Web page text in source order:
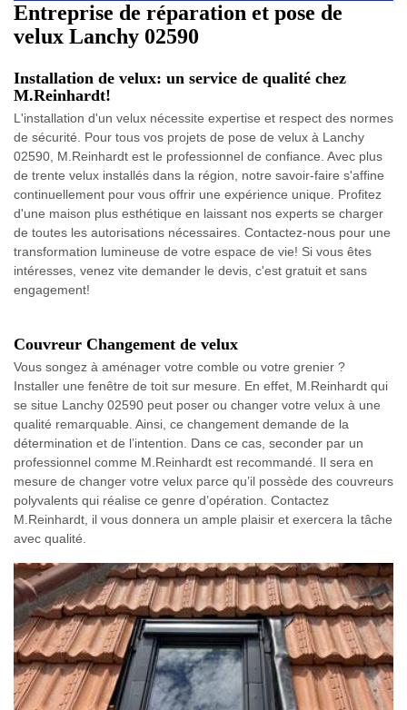
Entreprise de réparation et pose de
velux Lanchy 02590
Installation de velux: un service de qualité chez
M.Reinhardt!
L'installation d'un velux nécessite expertise et respect des normes
de sécurité. Pour tous vos projets de pose de velux à Lanchy
02590, M.Reinhardt est le professionnel de confiance. Avec plus
de trente velux installés dans la région, notre savoir-faire s'affine
continuellement pour vous offrir une expérience unique. Profitez
d'une maison plus esthétique en laissant nos experts se charger
de toutes les autorisations nécessaires. Contactez-nous pour une
transformation lumineuse de votre espace de vie! Si vous êtes
intéresses, venez vite demander le devis, c'est gratuit et sans
engagement!
Couvreur Changement de velux
Vous songez à aménager votre comble ou votre grenier ?
Installer une fenêtre de toit sur mesure. En effet, M.Reinhardt qui
se situe Lanchy 02590 peut poser ou changer votre velux à une
qualité remarquable. Ainsi, ce changement demande de la
détermination et de l’intention. Dans ce cas, seconder par un
professionnel comme M.Reinhardt est recommandé. Il sera en
mesure de changer votre velux parce qu’il possède des couvreurs
polyvalents qui réalise ce genre d’opération. Contactez
M.Reinhardt, il vous donnera un ample plaisir et exercera la tâche
avec qualité.